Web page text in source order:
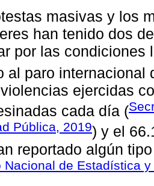
masivas y los
han tenido dos
por las condiciones
al paro internacional
ejercidas
cada día (
Pública, 2019) y el
reportado algún
Nacional de Estadística